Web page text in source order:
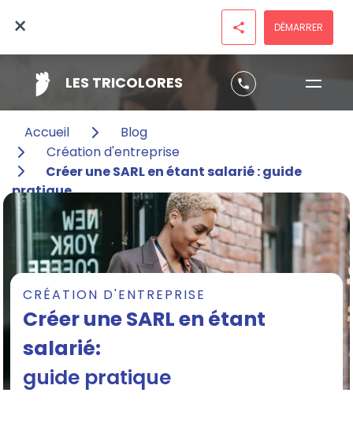
LES TRICOLORES phone
× share DÉMARRER
Accueil
Blog
Création d'entreprise
Créer une SARL en étant salarié : guide
pratique
CRÉATION D'ENTREPRISE
Créer une SARL en étant
salarié:
guide pratique